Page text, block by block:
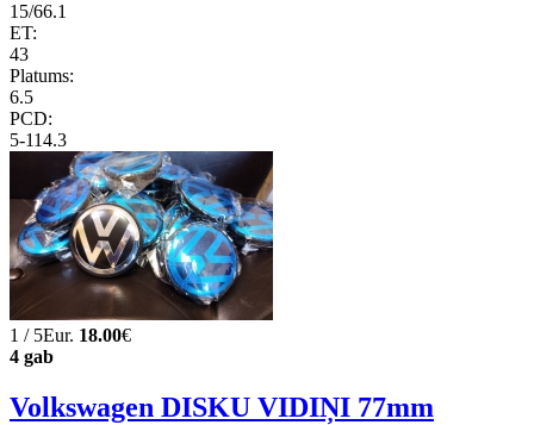
15/66.1
ET:
43
Platums:
6.5
PCD:
5-114.3
1 / 5Eur. 18.00€
4 gab
Volkswagen DISKU VIDIŅI 77mm